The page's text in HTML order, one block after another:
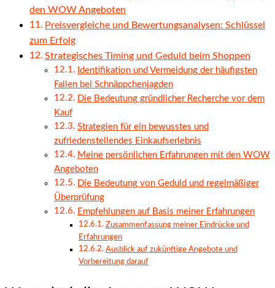
den WOW Angeboten
Preisvergleiche und Bewertungsanalysen: Schlüssel
zum Erfolg
Strategisches Timing und Geduld beim Shoppen
Identifikation und Vermeidung der häufigsten
Fallen bei Schnäppchenjagden
Die Bedeutung gründlicher Recherche vor dem
Kauf
Strategien für ein bewusstes und
zufriedenstellendes Einkaufserlebnis
Meine persönlichen Erfahrungen mit den WOW
Angeboten
Die Bedeutung von Geduld und regelmäßiger
Überprüfung
Empfehlungen auf Basis meiner Erfahrungen
Zusammenfassung meiner Eindrücke und
Erfahrungen
Ausblick auf zukünftige Angebote und
Vorbereitung darauf